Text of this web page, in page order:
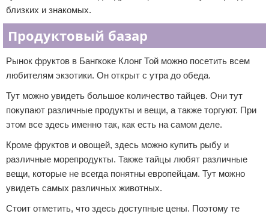
близких и знакомых.
Продуктовый базар
Рынок фруктов в Бангкоке Клонг Той можно посетить всем
любителям экзотики. Он открыт с утра до обеда.
Тут можно увидеть большое количество тайцев. Они тут
покупают различные продукты и вещи, а также торгуют. При
этом все здесь именно так, как есть на самом деле.
Кроме фруктов и овощей, здесь можно купить рыбу и
различные морепродукты. Также тайцы любят различные
вещи, которые не всегда понятны европейцам. Тут можно
увидеть самых различных животных.
Стоит отметить, что здесь доступные цены. Поэтому те